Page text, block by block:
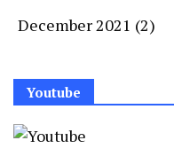
December 2021 (2)
Youtube